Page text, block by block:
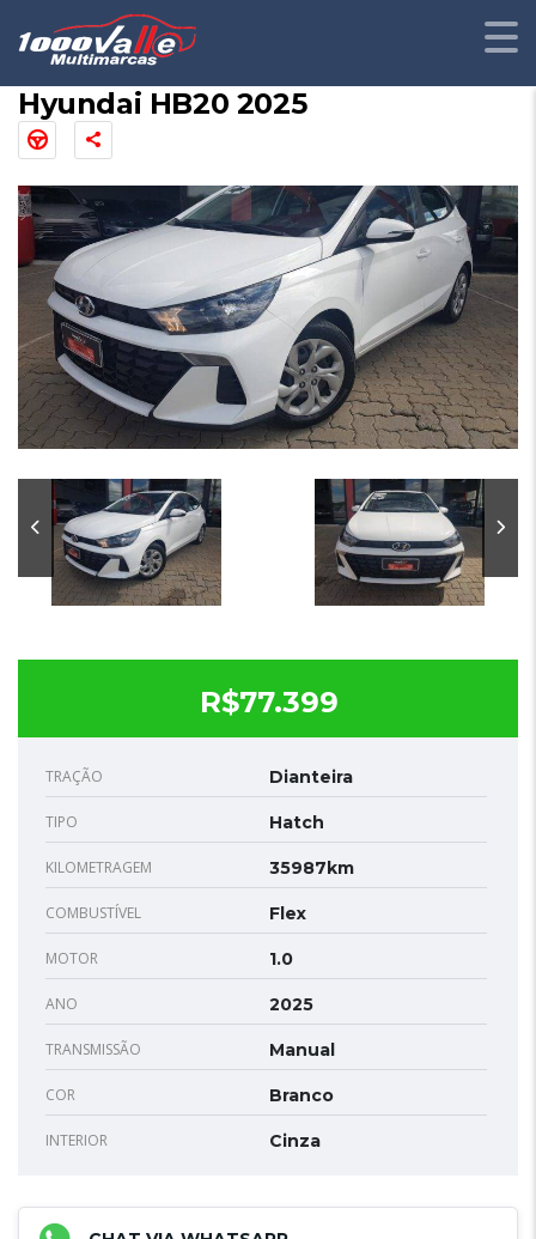
Hyundai HB20 2025
R$77.399
TRAÇÃO Dianteira
TIPO Hatch
KILOMETRAGEM 35987km
COMBUSTÍVEL Flex
MOTOR 1.0
ANO 2025
TRANSMISSÃO Manual
COR Branco
INTERIOR Cinza